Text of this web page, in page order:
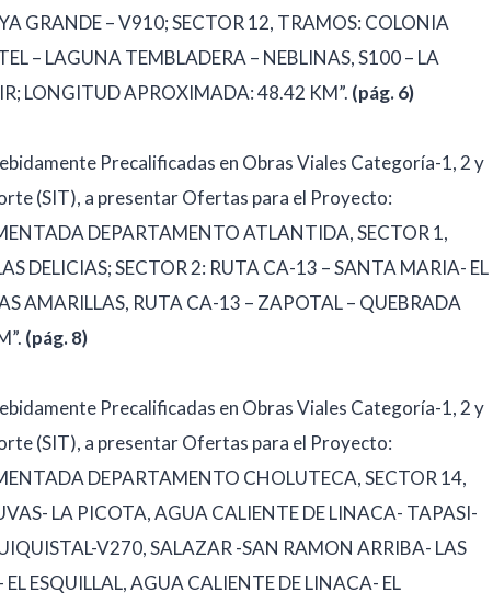
GRANDE – V910; SECTOR 12, TRAMOS: COLONIA
– LAGUNA TEMBLADERA – NEBLINAS, S100 – LA
LONGITUD APROXIMADA: 48.42 KM”. (pág. 6)
Precalificadas en Obras Viales Categoría-1, 2 y
(SIT), a presentar Ofertas para el Proyecto:
DEPARTAMENTO ATLANTIDA, SECTOR 1,
DELICIAS; SECTOR 2: RUTA CA-13 – SANTA MARIA- EL
AMARILLAS, RUTA CA-13 – ZAPOTAL – QUEBRADA
(pág. 8)
Precalificadas en Obras Viales Categoría-1, 2 y
(SIT), a presentar Ofertas para el Proyecto:
DEPARTAMENTO CHOLUTECA, SECTOR 14,
LA PICOTA, AGUA CALIENTE DE LINACA- TAPASI-
V270, SALAZAR -SAN RAMON ARRIBA- LAS
ESQUILLAL, AGUA CALIENTE DE LINACA- EL